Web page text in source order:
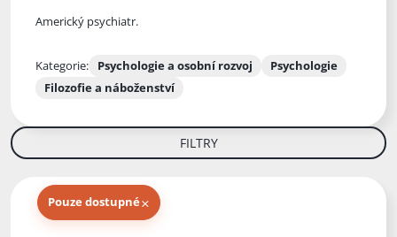
Americký psychiatr.
Kategorie: Psychologie a osobní rozvoj
Psychologie
Filozofie a náboženství
FILTRY
Pouze dostupné×